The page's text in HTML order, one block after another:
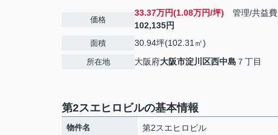
価格
33.37万円(1.08万円/坪) 管理/共益費
102,135円
面積 30.94坪(102.31㎡)
所在地 大阪府大阪市淀川区西中島 ７丁目
第2スエヒロビルの基本情報
物件名 第2スエヒロビル